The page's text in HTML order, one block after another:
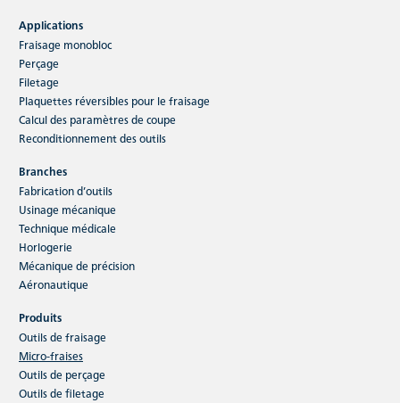
Applications
Fraisage monobloc
Perçage
Filetage
Plaquettes réversibles pour le fraisage
Calcul des paramètres de coupe
Reconditionnement des outils
Branches
Fabrication d’outils
Usinage mécanique
Technique médicale
Horlogerie
Mécanique de précision
Aéronautique
Produits
Outils de fraisage
Micro-fraises
Outils de perçage
Outils de filetage